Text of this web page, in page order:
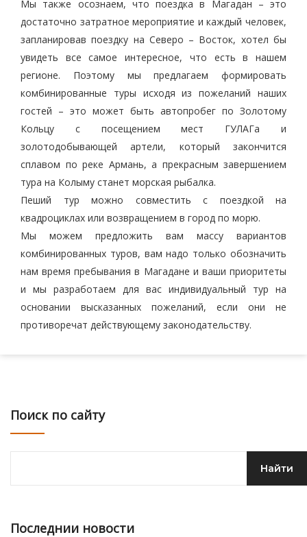
Мы также осознаем, что поездка в Магадан – это
достаточно затратное мероприятие и каждый человек,
запланировав поездку на Северо – Восток, хотел бы
увидеть все самое интересное, что есть в нашем
регионе. Поэтому мы предлагаем формировать
комбинированные туры исходя из пожеланий наших
гостей – это может быть автопробег по Золотому
Кольцу с посещением мест ГУЛАГа и
золотодобывающей артели, который закончится
сплавом по реке Армань, а прекрасным завершением
тура на Колыму станет морская рыбалка.
Пеший тур можно совместить с поездкой на
квадроциклах или возвращением в город по морю.
Мы можем предложить вам массу вариантов
комбинированных туров, вам надо только обозначить
нам время пребывания в Магадане и ваши приоритеты
и мы разработаем для вас индивидуальный тур на
основании высказанных пожеланий, если они не
противоречат действующему законодательству.
Поиск по сайту
Последнии новости